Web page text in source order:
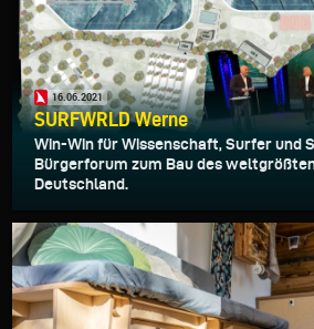
16.06.2021
SURFWRLD Werne
Win-Win für Wissenschaft, Surfer und
Bürgerforum zum Bau des
Deutschland.